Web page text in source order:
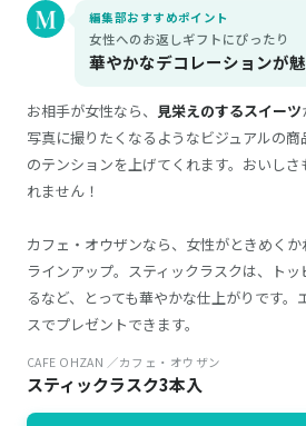
編集部おすすめポイント
女性へのお返しギフトにぴったり
華やかなデコレーションが
お相手が女性なら、 見栄えのするスイーツ
写真に撮りたくなるようなビジュアルの
のテンションを上げてくれます。おいし
れません！
カフェ・オウザンなら、女性がときめく
ラインアップ。スティックラスクは、ト
るなど、とっても華やかな仕上がりです
スでプレゼントできます。
CAFE OHZAN ／カフェ・オウザン
スティックラスク3本入